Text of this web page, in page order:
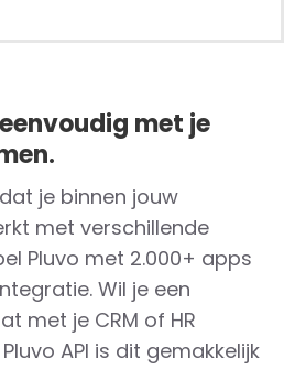
met je
je binnen jouw
met verschillende
Pluvo met 2.000+ apps
Wil je een
met je CRM of HR
API is dit gemakkelijk